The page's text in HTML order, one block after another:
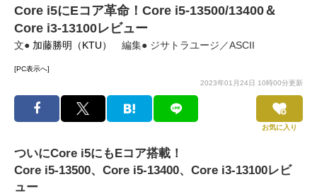
Core i5にEコア革命！Core i5-13500/13400＆
Core i3-13100レビュー
文● 加藤勝明（KTU） 編集● ジサトラユージ／ASCII
[PC表示へ]
2023年01月24日 10時00分更新
お気に入り
ついにCore i5にもEコア搭載！
Core i5-13500、Core i5-13400、Core i3-13100レビ
ュー